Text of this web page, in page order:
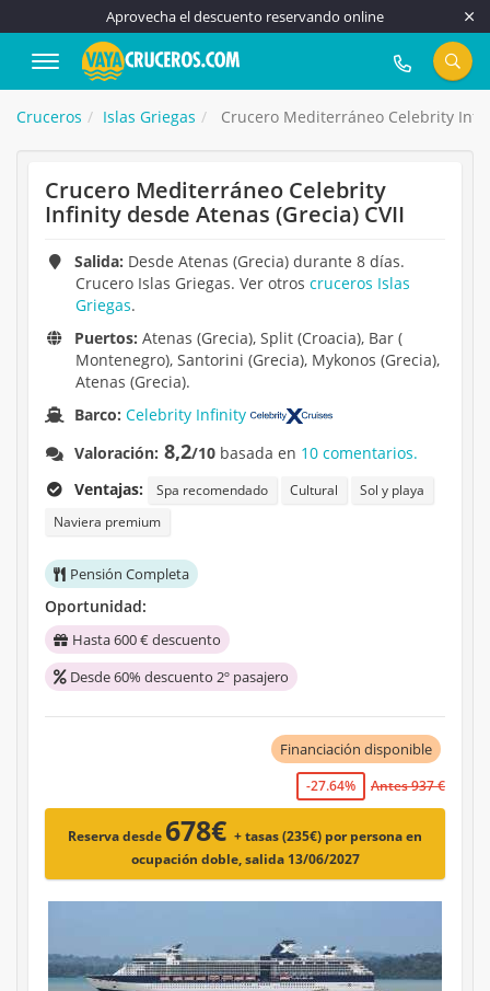
Aprovecha el descuento reservando online
917 815 555
Cruceros Islas Griegas Crucero Mediterráneo Celebrity
Crucero Mediterráneo Celebrity
Infinity desde Atenas (Grecia) CVII
Salida: Desde Atenas (Grecia) durante 8 días.
Crucero Islas Griegas. Ver otros cruceros Islas
Griegas.
Puertos: Atenas (Grecia), Split (Croacia), Bar (
Montenegro), Santorini (Grecia), Mykonos (Grecia),
Atenas (Grecia).
Barco:Celebrity Infinity
Valoración: 8,2/10 basada en 10 comentarios.
Ventajas:
Spa recomendado Cultural
Sol y playa
Naviera premium
Pensión Completa
Oportunidad:
Hasta 600 € descuento
Desde 60% descuento 2º pasajero
Financiación disponible
-27.64% Antes 937 €
Reserva desde 678€ + tasas (235€) por persona en
ocupación doble, salida 13/06/2027